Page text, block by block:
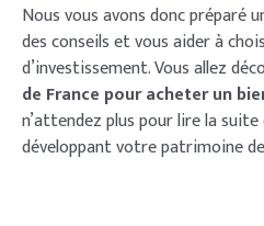
Nous vous avons donc préparé
des conseils et vous aider à
d’investissement. Vous allez
de France pour acheter un
n’attendez plus pour lire la
développant votre patrimoine